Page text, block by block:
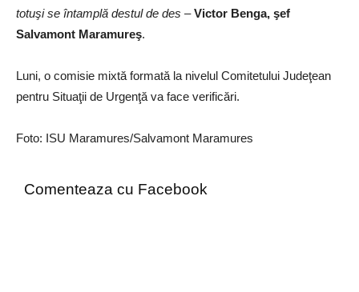
totuşi se întamplă destul de des –Victor Benga, şef
Salvamont Maramureş.
Luni, o comisie mixtă formată la nivelul Comitetului Judeţean
pentru Situaţii de Urgenţă va face verificări.
Foto: ISU Maramures/Salvamont Maramures
Comenteaza cu Facebook